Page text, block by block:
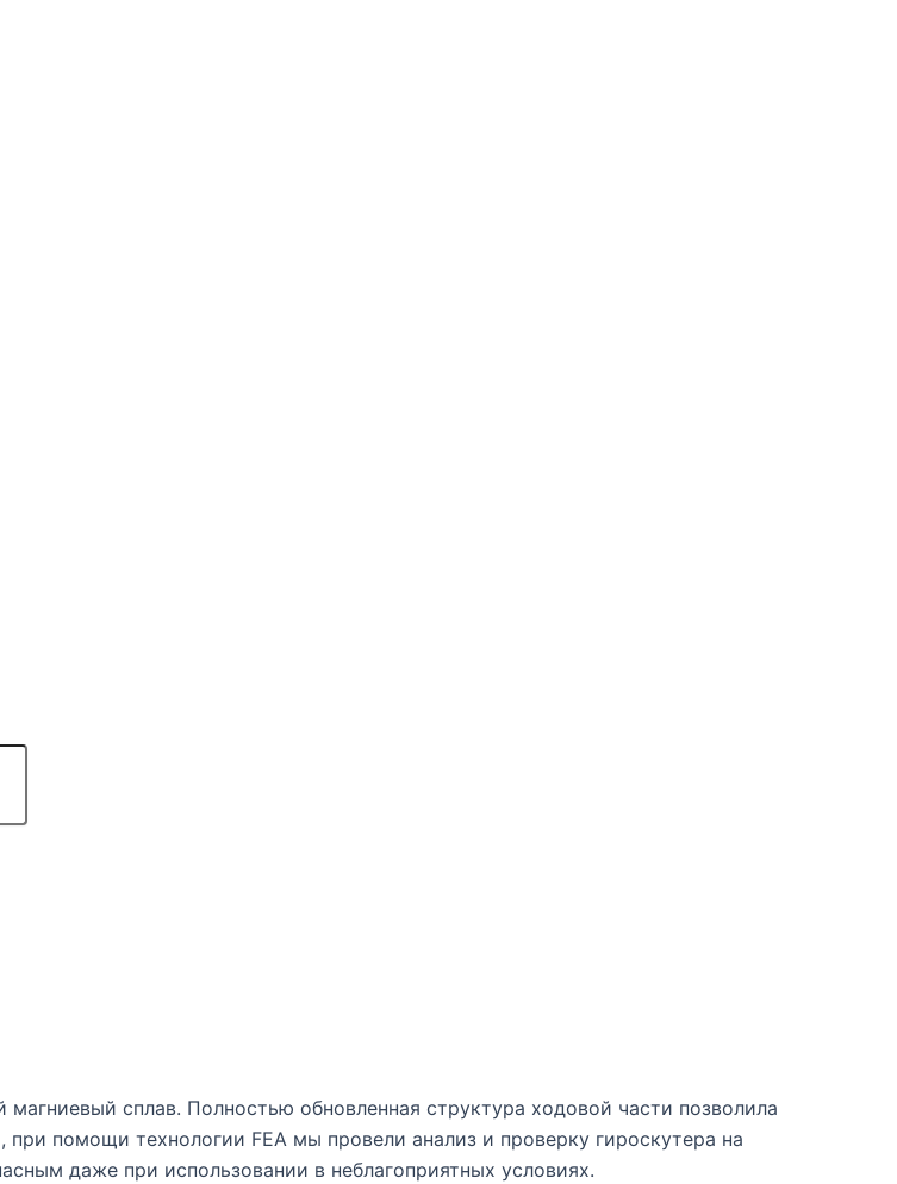
сплав. Полностью обновленная структура ходовой части позволила
помощи технологии FEA мы провели анализ и проверку гироскутера на
даже при использовании в неблагоприятных условиях.